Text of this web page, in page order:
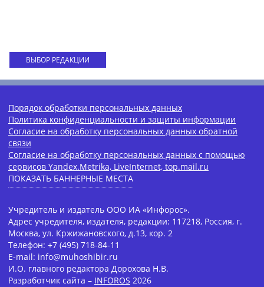
ВЫБОР РЕДАКЦИИ
Порядок обработки персональных данных
Политика конфиденциальности и защиты информации
Согласие на обработку персональных данных обратной
связи
Согласие на обработку персональных данных с помощью
сервисов Yandex.Metrika, LiveInternet, top.mail.ru
ПОКАЗАТЬ БАННЕРНЫЕ МЕСТА
Учредитель и издатель ООО ИА «Инфорос».
Адрес учредителя, издателя, редакции: 117218, Россия, г.
Москва, ул. Кржижановского, д.13, кор. 2
Телефон: +7 (495) 718-84-11
E-mail: info@muhoshibir.ru
И.О. главного редактора Дорохова Н.В.
Разработчик сайта – INFOROS 2026